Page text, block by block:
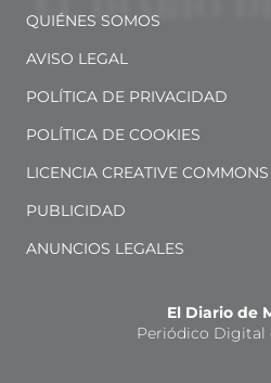
QUIÉNES SOMOS
AVISO LEGAL
POLÍTICA DE PRIVACIDAD
POLÍTICA DE COOKIES
LICENCIA CREATIVE COMMONS
PUBLICIDAD
ANUNCIOS LEGALES
El Diario de
Periódico Digital